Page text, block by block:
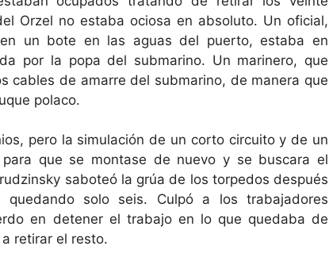
Orzel no estaba ociosa en absoluto. Un oficial,
un bote en las aguas del puerto, estaba en
por la popa del submarino. Un marinero, que
cables de amarre del submarino, de manera que
polaco.
pero la simulación de un corto circuito y de un
que se montase de nuevo y se buscara el
saboteó la grúa de los torpedos después
solo seis. Culpó a los trabajadores
en detener el trabajo en lo que quedaba de
retirar el resto.